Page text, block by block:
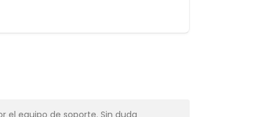
el equipo de soporte. Sin duda